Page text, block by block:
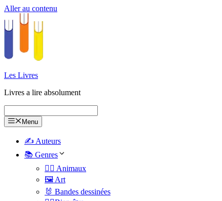
Aller au contenu
Les Livres
Livres a lire absolument
Menu
✍️ Auteurs
📚 Genres
🐕‍🦺 Animaux
🖼️ Art
🐰 Bandes dessinées